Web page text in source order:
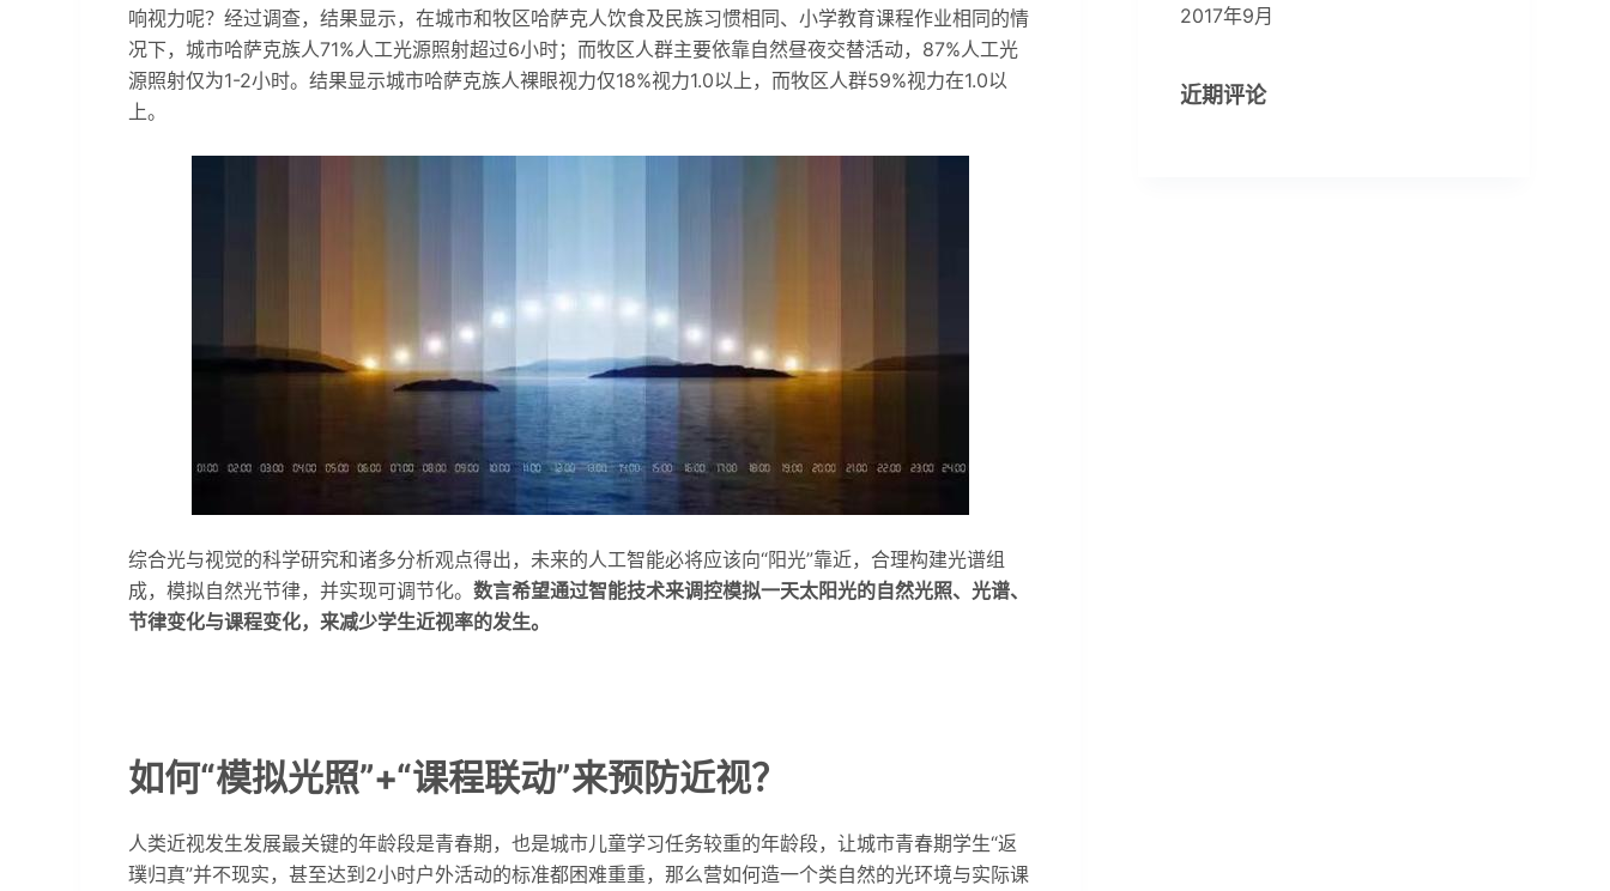
响视力呢？经过调查，结果显示，在城市和牧区哈萨克人饮食及民族习惯相同、小学教育课程作业相同的情
况下，城市哈萨克族人71%人工光源照射超过6小时；而牧区人群主要依靠自然昼夜交替活动，87%人工光
源照射仅为1-2小时。结果显示城市哈萨克族人裸眼视力仅18%视力1.0以上，而牧区人群59%视力在1.0以
上。
综合光与视觉的科学研究和诸多分析观点得出，未来的人工智能必将应该向“阳光”靠近，合理构建光谱组
成，模拟自然光节律，并实现可调节化。数言希望通过智能技术来调控模拟一天太阳光的自然光照、光谱、
节律变化与课程变化，来减少学生近视率的发生。
如何“模拟光照”+“课程联动”来预防近视？
人类近视发生发展最关键的年龄段是青春期，也是城市儿童学习任务较重的年龄段，让城市青春期学生“返
璞归真”并不现实，甚至达到2小时户外活动的标准都困难重重，那么营如何造一个类自然的光环境与实际课
2017年9月
近期评论